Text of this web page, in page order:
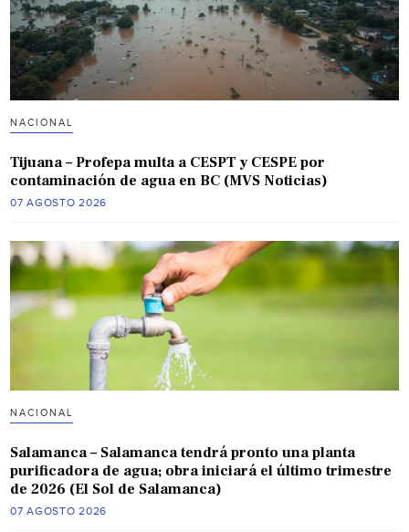
NACIONAL
Tijuana – Profepa multa a CESPT y CESPE por
contaminación de agua en BC (MVS Noticias)
07 AGOSTO 2026
NACIONAL
Salamanca – Salamanca tendrá pronto una planta
purificadora de agua; obra iniciará el último trimestre
de 2026 (El Sol de Salamanca)
07 AGOSTO 2026